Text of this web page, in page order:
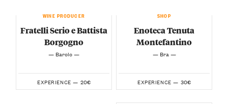
WINE PRODUCER
Fratelli Serio e Battista
Borgogno
— Barolo —
EXPERIENCE — 20€
SHOP
Enoteca Tenuta
Montefantino
— Bra —
EXPERIENCE — 30€